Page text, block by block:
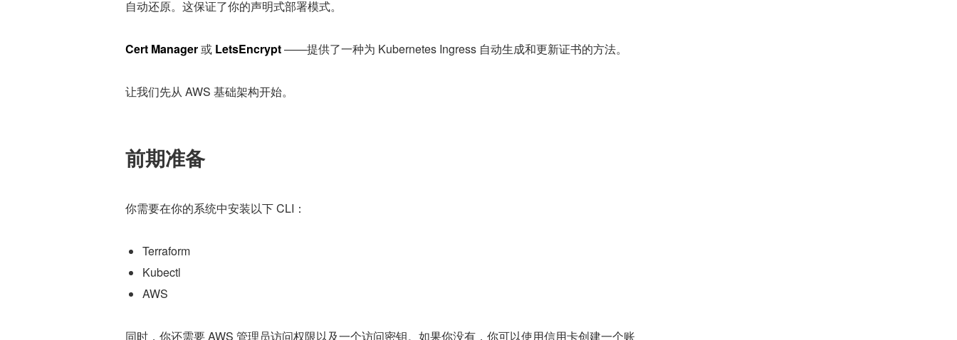
自动还原。这保证了你的声明式部署模式。
Cert Manager 或 LetsEncrypt ——提供了一种为 Kubernetes Ingress 自动生成和更新证书的方法。
让我们先从 AWS 基础架构开始。
前期准备
你需要在你的系统中安装以下 CLI：
Terraform
Kubectl
AWS
同时，你还需要 AWS 管理员访问权限以及一个访问密钥。如果你没有，你可以使用信用卡创建一个账